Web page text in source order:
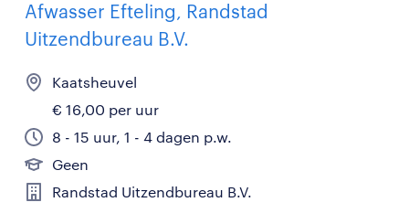
Afwasser Efteling, Randstad
Uitzendbureau B.V.
Kaatsheuvel
€ 16,00 per uur
8 - 15 uur, 1 - 4 dagen p.w.
Geen
Randstad Uitzendbureau B.V.